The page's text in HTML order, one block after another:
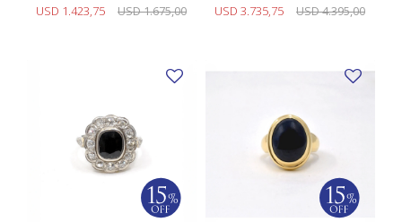
USD 1.423,75 USD1.675,00 USD 3.735,75 USD4.395,00